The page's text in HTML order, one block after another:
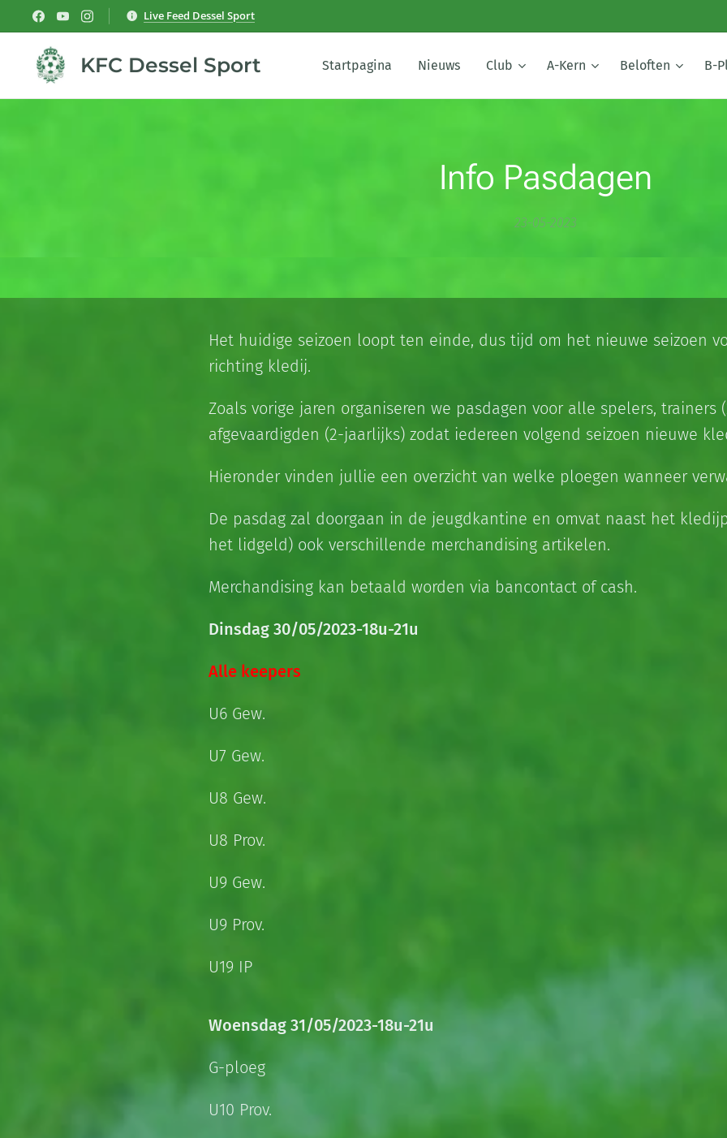
Live Feed Dessel Sport
KFC Dessel Sport Startpagina Nieuws Club A-Kern Beloften B-
Info Pasdagen
23-05-2023
Het huidige seizoen loopt ten einde, dus tijd om het nieuwe seizoen
richting kledij.
Zoals vorige jaren organiseren we pasdagen voor alle spelers, trainers
afgevaardigden (2-jaarlijks) zodat iedereen volgend seizoen nieuwe
Hieronder vinden jullie een overzicht van welke ploegen wanneer
De pasdag zal doorgaan in de jeugdkantine en omvat naast het
het lidgeld) ook verschillende merchandising artikelen.
Merchandising kan betaald worden via bancontact of cash.
Dinsdag 30/05/2023-18u-21u
Alle keepers
U6 Gew.
U7 Gew.
U8 Gew.
U8 Prov.
U9 Gew.
U9 Prov.
U19 IP
Woensdag 31/05/2023-18u-21u
G-ploeg
U10 Prov.